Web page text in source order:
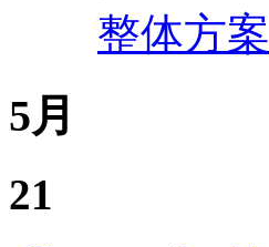
整体方案
5月
21